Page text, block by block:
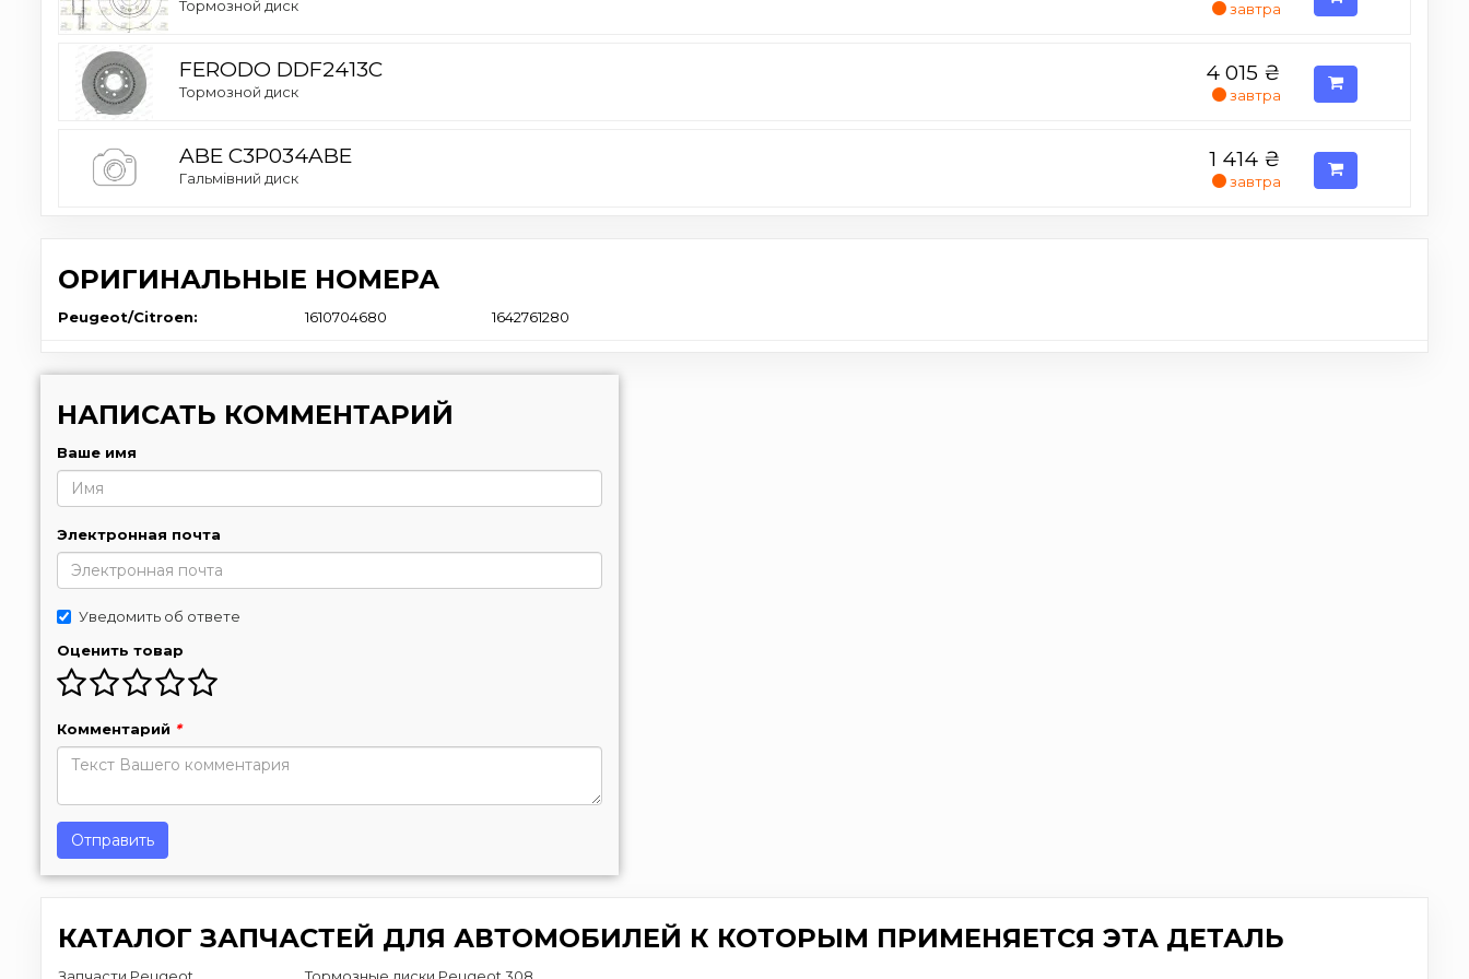
Тормозной диск завтра
FERODO DDF2413C
Тормозной диск
4 015 ₴
завтра
ABE C3P034ABE
Гальмівний диск
1 414 ₴
завтра
ОРИГИНАЛЬНЫЕ НОМЕРА
Peugeot/Citroen: 1610704680 1642761280
НАПИСАТЬ КОММЕНТАРИЙ
Ваше имя
Электронная почта
Уведомить об ответе
Оценить товар
Комментарий *
Отправить
КАТАЛОГ ЗАПЧАСТЕЙ ДЛЯ АВТОМОБИЛЕЙ К КОТОРЫМ ПРИМЕНЯЕТСЯ ЭТА ДЕТАЛЬ